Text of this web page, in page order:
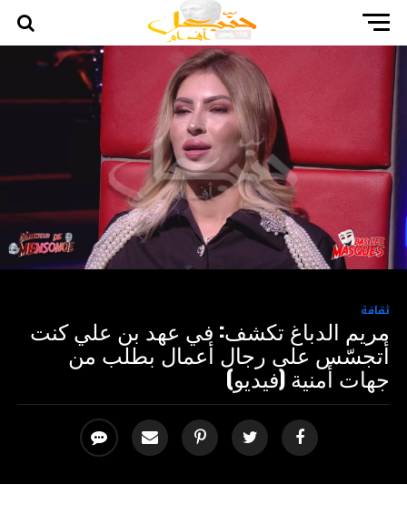
ثقافة
مريم الدباغ تكشف: في عهد بن علي كنت
أتجسّس على رجال أعمال بطلب من
جهات أمنية (فيديو)